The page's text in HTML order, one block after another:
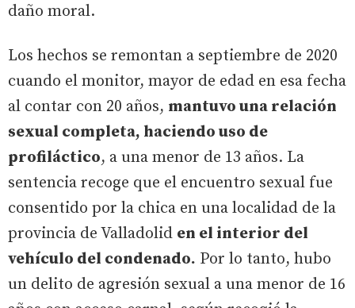
daño moral.
Los hechos se remontan a septiembre de 2020
cuando el monitor, mayor de edad en esa fecha
al contar con 20 años, mantuvo una relación
sexual completa, haciendo uso de
profiláctico, a una menor de 13 años. La
sentencia recoge que el encuentro sexual fue
consentido por la chica en una localidad de la
provincia de Valladolid en el interior del
vehículo del condenado. Por lo tanto, hubo
un delito de agresión sexual a una menor de 16